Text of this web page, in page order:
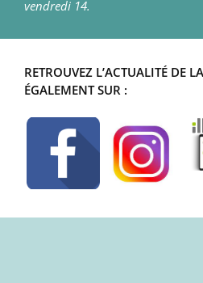
vendredi 14.
RETROUVEZ L’ACTUALITÉ DE
ÉGALEMENT SUR :